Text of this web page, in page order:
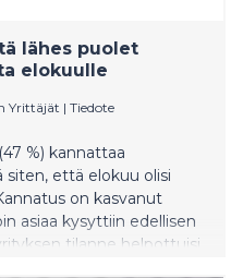
lähes puolet
elokuulle
Yrittäjät | Tiedote
%) kannattaa
siten, että elokuu olisi
on kasvanut
asiaa kysyttiin edellisen
tilanne helpottuisi,